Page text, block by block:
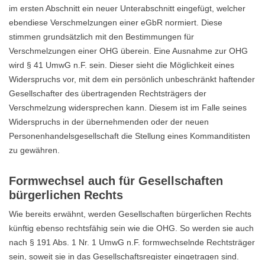
im ersten Abschnitt ein neuer Unterabschnitt eingefügt, welcher
ebendiese Verschmelzungen einer eGbR normiert. Diese
stimmen grundsätzlich mit den Bestimmungen für
Verschmelzungen einer OHG überein. Eine Ausnahme zur OHG
wird § 41 UmwG n.F. sein. Dieser sieht die Möglichkeit eines
Widerspruchs vor, mit dem ein persönlich unbeschränkt haftender
Gesellschafter des übertragenden Rechtsträgers der
Verschmelzung widersprechen kann. Diesem ist im Falle seines
Widerspruchs in der übernehmenden oder der neuen
Personenhandelsgesellschaft die Stellung eines Kommanditisten
zu gewähren.
Formwechsel auch für Gesellschaften
bürgerlichen Rechts
Wie bereits erwähnt, werden Gesellschaften bürgerlichen Rechts
künftig ebenso rechtsfähig sein wie die OHG. So werden sie auch
nach § 191 Abs. 1 Nr. 1 UmwG n.F. formwechselnde Rechtsträger
sein, soweit sie in das Gesellschaftsregister eingetragen sind.